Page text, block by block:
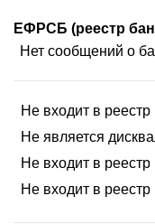
ЕФРСБ (реестр
Нет сообщений о
Не входит в
Не является
Не входит в
Не входит в